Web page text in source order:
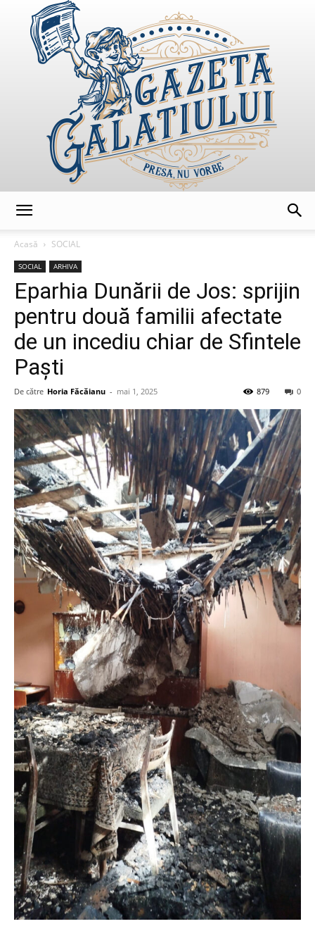
Acasă
SOCIAL
SOCIAL ARHIVA
Eparhia Dunării de Jos: sprijin
pentru două familii afectate
de un incediu chiar de Sfintele
Paști
De către Horia Făcăianu - mai 1, 2025 0
879